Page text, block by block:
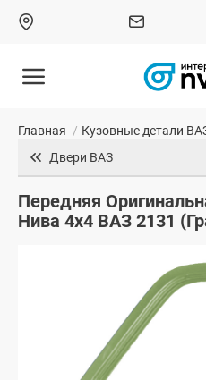
Главная / Кузовные детали
Двери ВАЗ
Передняя
Нива 4х4 ВАЗ 2131